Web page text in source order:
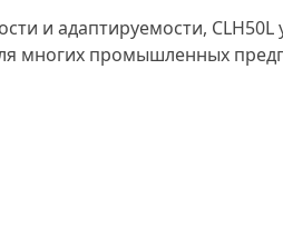
и адаптируемости,
многих промышленных